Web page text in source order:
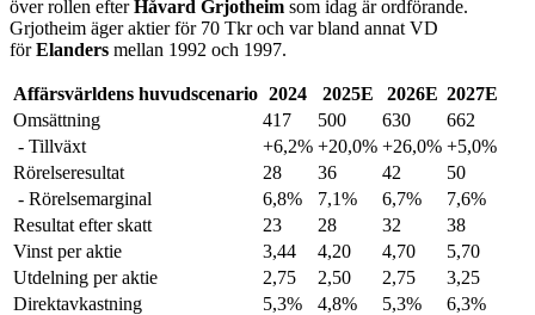
över rollen efterHåvard Grjotheim som idag är ordförande.
Grjotheim äger aktier för 70 Tkr och var bland annat VD
förElanders mellan 1992 och 1997.
Affärsvärldens huvudscenario 2024 2025E 2026E 2027E
Omsättning
417 500 630
662
- Tillväxt
+6,2% +20,0% +26,0% +5,0%
Rörelseresultat
28 36 42
50
- Rörelsemarginal
6,8% 7,1% 6,7%
7,6%
Resultat efter skatt
23 28 32
38
Vinst per aktie
3,44 4,20 4,70
5,70
Utdelning per aktie
2,75 2,50 2,75
3,25
Direktavkastning
5,3% 4,8% 5,3%
6,3%